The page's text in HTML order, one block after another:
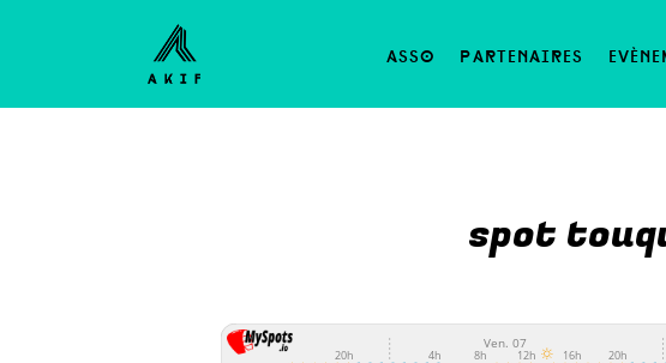
asso partenaires
spot